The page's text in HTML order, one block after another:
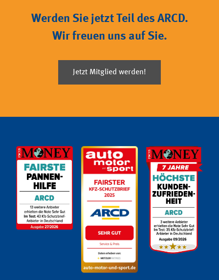
Werden Sie jetzt Teil des ARCD.
Wir freuen uns auf Sie.
Jetzt Mitglied werden!